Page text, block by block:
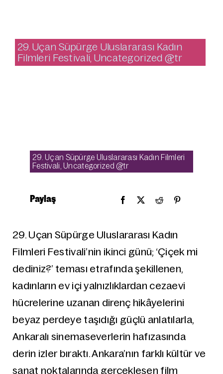
29. Uçan Süpürge Uluslararası Kadın
Filmleri Festivali Uncategorized @tr
29. Uçan Süpürge Uluslararası Kadın Filmleri
Festivali ,Uncategorized @tr
Paylaş
29. Uçan Süpürge Uluslararası Kadın
Filmleri Festivali’nin ikinci günü; ‘Çiçek mi
dediniz?’ teması etrafında şekillenen,
kadınların ev içi yalnızlıklardan cezaevi
hücrelerine uzanan direnç hikâyelerini
beyaz perdeye taşıdığı güçlü anlatılarla,
Ankaralı sinemaseverlerin hafızasında
derin izler bıraktı. Ankara’nın farklı kültür ve
sanat noktalarında gerçekleşen film